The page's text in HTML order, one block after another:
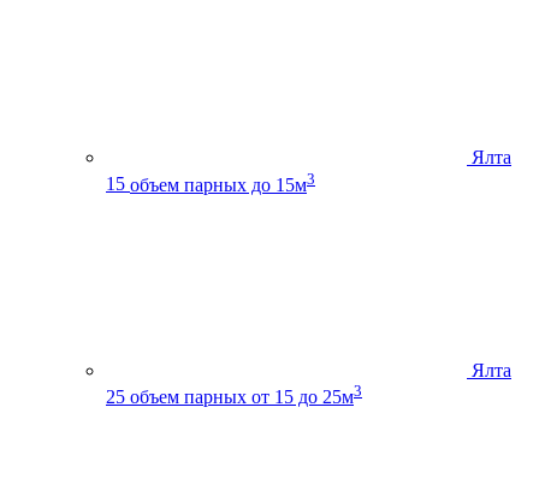
Ялта
15 объем парных до 15м3
Ялта
25 объем парных от 15 до 25м3